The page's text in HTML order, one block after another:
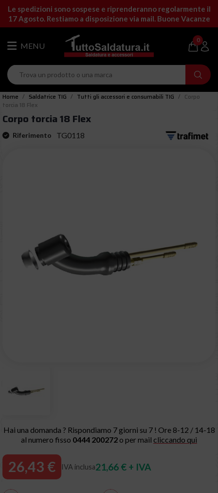
Le spedizioni sono sospese e riprenderanno regolarmente il
17 Agosto. Restiamo a disposizione via mail. Buone Vacanze
0
Home Saldatrice TIG Tutti gli accessori e consumabili TIG
Corpo
torcia 18 Flex
Corpo torcia 18 Flex
Riferimento TG0118
Hai una domanda ? Rispondiamo 7 giorni su 7 ! Ore 8-12 / 14-18
al numero fisso 0444 200272 o per mail cliccando qui
26,43 € IVA inclusa21,66 € + IVA